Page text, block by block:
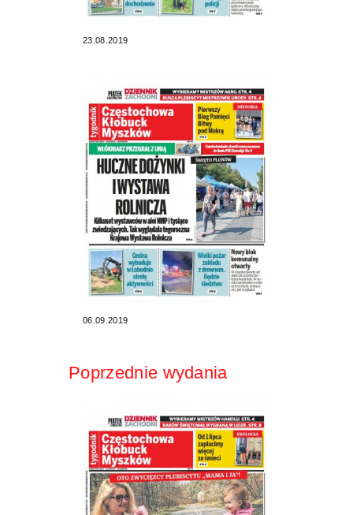
23.08.2019
06.09.2019
Poprzednie wydania